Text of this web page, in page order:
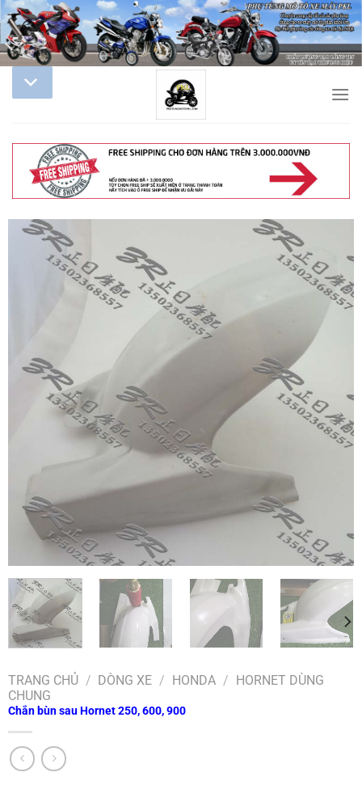
TRANG CHỦ / DÒNG XE / HONDA /
HORNET DÙNG
CHUNG
Chắn bùn sau Hornet 250, 600, 900